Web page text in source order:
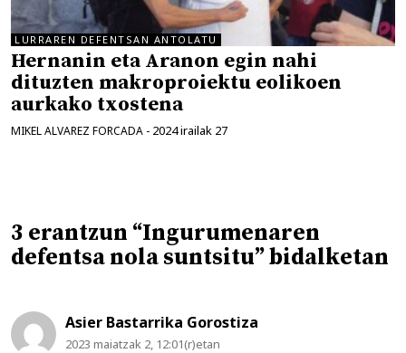
LURRAREN DEFENTSAN ANTOLATU
Hernanin eta Aranon egin nahi
dituzten makroproiektu eolikoen
aurkako txostena
MIKEL ALVAREZ FORCADA - 2024 irailak 27
3 erantzun “Ingurumenaren
defentsa nola suntsitu” bidalketan
Asier Bastarrika Gorostiza
2023 maiatzak 2, 12:01(r)etan